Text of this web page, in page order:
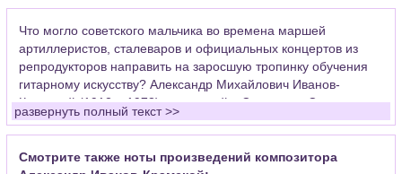
Что могло советского мальчика во времена маршей
артиллеристов, сталеваров и официальных концертов из
репродукторов направить на заросшую тропинку обучения
гитарному искусству? Александр Михайлович Иванов-
Крамской (1912 – 1973), известный в Советском Союзе как
автор "Школы игры на шестиструнной гитаре" тоже не думал
о гитаре, как серьезном профессиональном инструменте и
занимался в музыкальной школе по классу скрипки.
развернуть полный текст >>
Смотрите также ноты произведений композитора